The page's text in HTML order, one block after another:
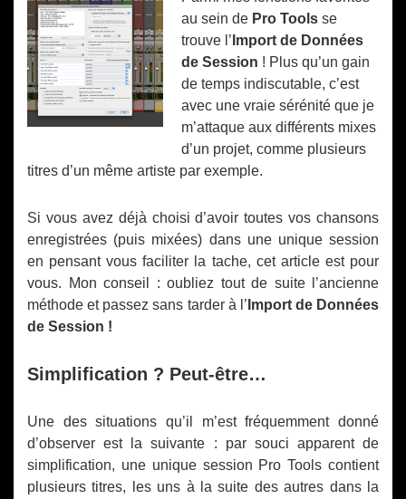
au sein de Pro Tools se
trouve l’ Import de Données
de Session ! Plus qu’un gain
de temps indiscutable, c’est
avec une vraie sérénité que je
m’attaque aux différents mixes
d’un projet, comme plusieurs
titres d’un même artiste par exemple.
Si vous avez déjà choisi d’avoir toutes vos chansons
enregistrées (puis mixées) dans une unique session
en pensant vous faciliter la tache, cet article est pour
vous. Mon conseil : oubliez tout de suite l’ancienne
méthode et passez sans tarder à l’ Import de Données
de Session !
Simplification ? Peut-être…
Une des situations qu’il m’est fréquemment donné
d’observer est la suivante : par souci apparent de
simplification, une unique session Pro Tools contient
plusieurs titres, les uns à la suite des autres dans la